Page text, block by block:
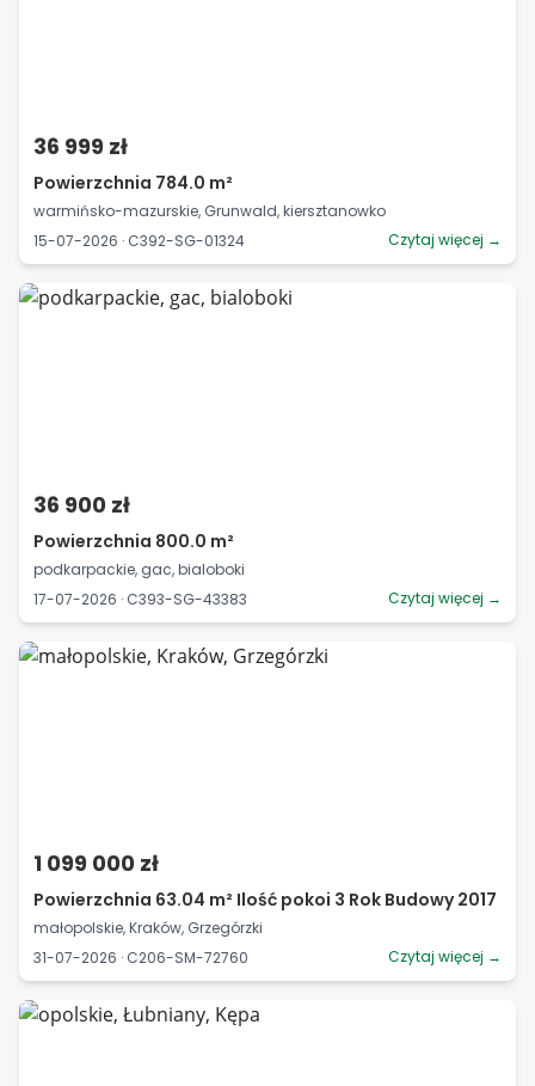
36 999 zł
Powierzchnia 784.0 m²
warmińsko-mazurskie, Grunwald, kiersztanowko
15-07-2026 · C392-SG-01324
Czytaj więcej →
36 900 zł
Powierzchnia 800.0 m²
podkarpackie, gac, bialoboki
17-07-2026 · C393-SG-43383
Czytaj więcej →
1 099 000 zł
Powierzchnia 63.04 m² Ilość pokoi 3 Rok Budowy 2017
małopolskie, Kraków, Grzegórzki
31-07-2026 · C206-SM-72760
Czytaj więcej →